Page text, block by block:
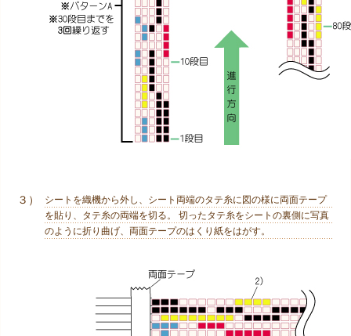
３）
シートを織機から外し、シート両端のタテ糸に図の様に両面テープ
を貼り、タテ糸の両端を切る。 切ったタテ糸をシートの裏側に写真
のように折り曲げ、両面テープのはくり紙をはがす。